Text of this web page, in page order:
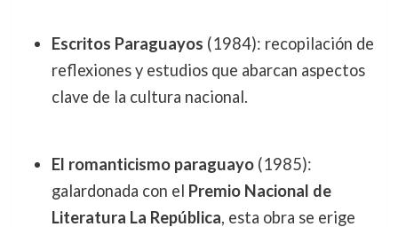
Escritos Paraguayos (1984): recopilación de
reflexiones y estudios que abarcan aspectos
clave de la cultura nacional.
El romanticismo paraguayo(1985):
galardonada con el Premio Nacional de
Literatura La República, esta obra se erige